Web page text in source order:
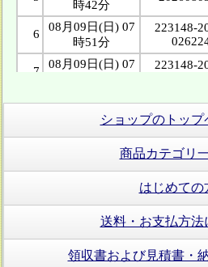
ショップのトップ
商品カテゴリ
はじめての
送料・お支払方法
領収書および見積書・